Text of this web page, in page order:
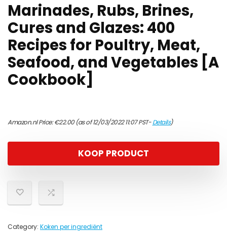
Marinades, Rubs, Brines,
Cures and Glazes: 400
Recipes for Poultry, Meat,
Seafood, and Vegetables [A
Cookbook]
Amazon.nl Price:€22.00(as of 12/03/2022 11:07 PST-Details)
KOOP PRODUCT
Category: Koken per ingrediënt